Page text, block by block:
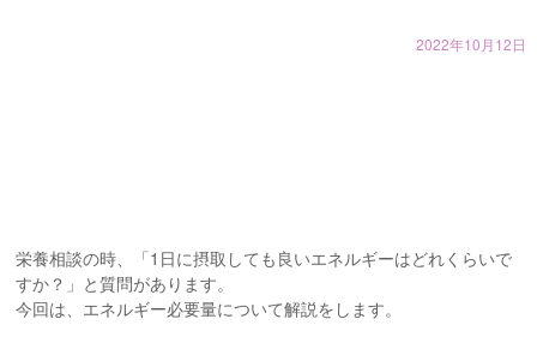
栄養相談の時、「1日に摂取しても良いエネルギーはどれくらいで
すか？」と質問があります。
今回は、エネルギー必要量について解説をします。
2022年10月12日